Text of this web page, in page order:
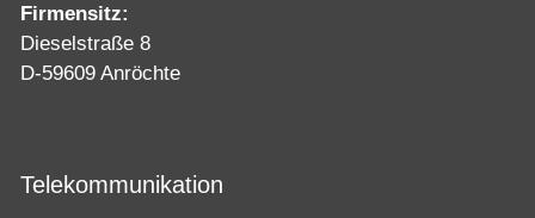
Firmensitz:
Dieselstraße 8
D-59609 Anröchte
Telekommunikation